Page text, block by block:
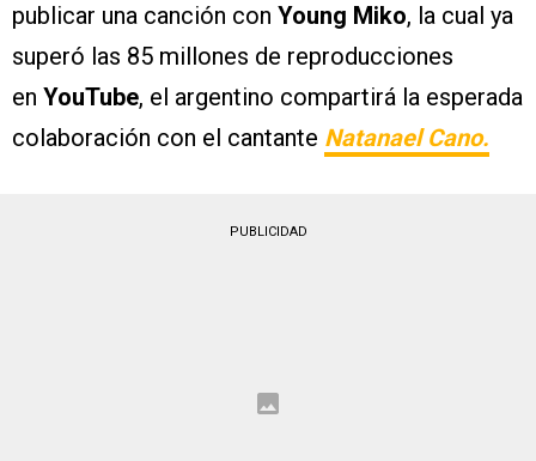
publicar una canción con Young Miko, la cual ya
superó las 85 millones de reproducciones
en YouTube, el argentino compartirá la esperada
colaboración con el cantante Natanael Cano.
PUBLICIDAD